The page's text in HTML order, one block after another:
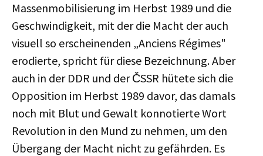
Massenmobilisierung im Herbst 1989 und die
Geschwindigkeit, mit der die Macht der auch
visuell so erscheinenden „Anciens Régimes"
erodierte, spricht für diese Bezeichnung. Aber
auch in der DDR und der ČSSR hütete sich die
Opposition im Herbst 1989 davor, das damals
noch mit Blut und Gewalt konnotierte Wort
Revolution in den Mund zu nehmen, um den
Übergang der Macht nicht zu gefährden. Es